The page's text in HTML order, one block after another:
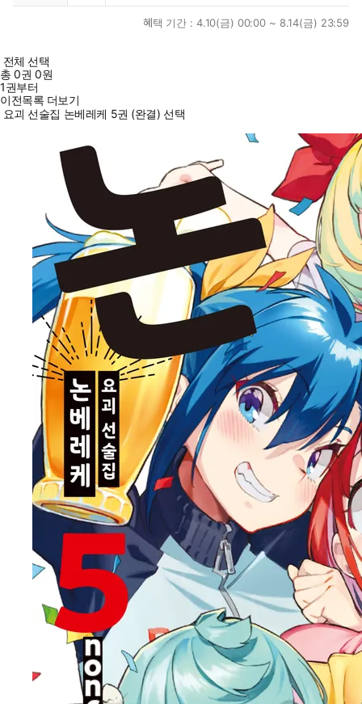
혜택 기간 : 4.10(금) 00:00 ~ 8.14(금) 23:59
전체 선택
총0권 0원
1권부터
이전목록 더보기
요괴 선술집 논베레케 5권 (완결) 선택